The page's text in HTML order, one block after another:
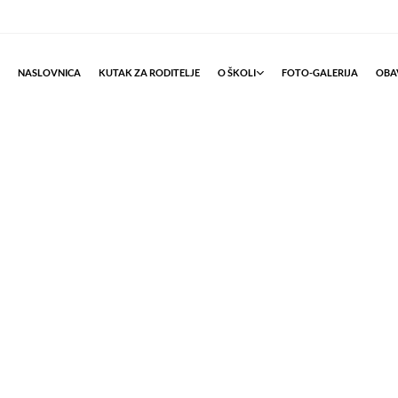
NASLOVNICA KUTAK ZA RODITELJE O ŠKOLI FOTO-GALERIJA